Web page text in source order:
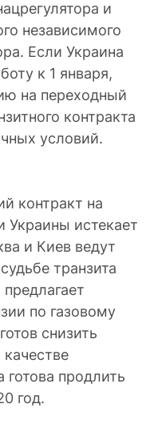
и
независимого
Если Украина
к 1 января,
на переходный
контракта
условий.
контракт на
Украины истекает
и Киев ведут
транзита
по газовому
снизить
готова продлить
год.